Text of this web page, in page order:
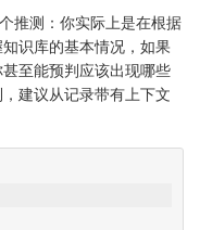
推测：你实际上是在根据
识库的基本情况，如果
至能预判应该出现哪些
建议从记录带有上下文